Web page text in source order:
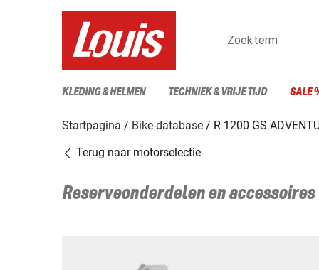
Zoekterm
KLEDING & HELMEN TECHNIEK & VRIJE TIJD SALE
Startpagina Bike-database
R 1200 GS
Terug naar motorselectie
Reserveonderdelen en